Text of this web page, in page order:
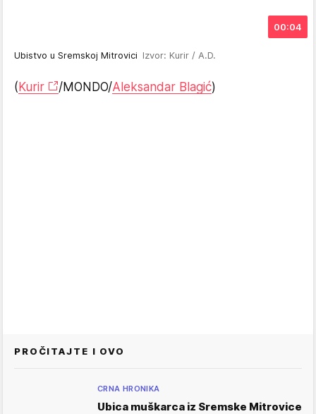
00:04
Ubistvo u Sremskoj Mitrovici Izvor: Kurir / A.D.
( Kurir /MONDO/Aleksandar Blagić)
PROČITAJTE I OVO
CRNA HRONIKA
Ubica muškarca iz Sremske Mitrovice